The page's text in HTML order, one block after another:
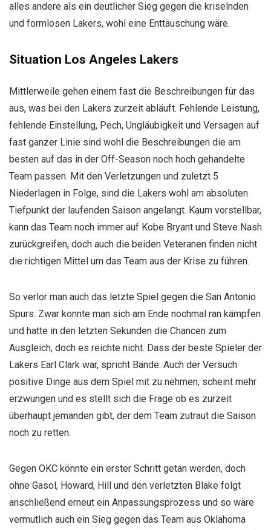
alles andere als ein deutlicher Sieg gegen die kriselnden
und formlosen Lakers, wohl eine Enttäuschung wäre.
Situation Los Angeles Lakers
Mittlerweile gehen einem fast die Beschreibungen für das
aus, was bei den Lakers zurzeit abläuft. Fehlende Leistung,
fehlende Einstellung, Pech, Ungläubigkeit und Versagen auf
fast ganzer Linie sind wohl die Beschreibungen die am
besten auf das in der Off-Season noch hoch gehandelte
Team passen. Mit den Verletzungen und zuletzt 5
Niederlagen in Folge, sind die Lakers wohl am absoluten
Tiefpunkt der laufenden Saison angelangt. Kaum vorstellbar,
kann das Team noch immer auf Kobe Bryant und Steve Nash
zurückgreifen, doch auch die beiden Veteranen finden nicht
die richtigen Mittel um das Team aus der Krise zu führen.
So verlor man auch das letzte Spiel gegen die San Antonio
Spurs. Zwar konnte man sich am Ende nochmal ran kämpfen
und hatte in den letzten Sekunden die Chancen zum
Ausgleich, doch es reichte nicht. Dass der beste Spieler der
Lakers Earl Clark war, spricht Bände. Auch der Versuch
positive Dinge aus dem Spiel mit zu nehmen, scheint mehr
erzwungen und es stellt sich die Frage ob es zurzeit
überhaupt jemanden gibt, der dem Team zutraut die Saison
noch zu retten.
Gegen OKC könnte ein erster Schritt getan werden, doch
ohne Gasol, Howard, Hill und den verletzten Blake folgt
anschließend erneut ein Anpassungsprozess und so wäre
vermutlich auch ein Sieg gegen das Team aus Oklahoma